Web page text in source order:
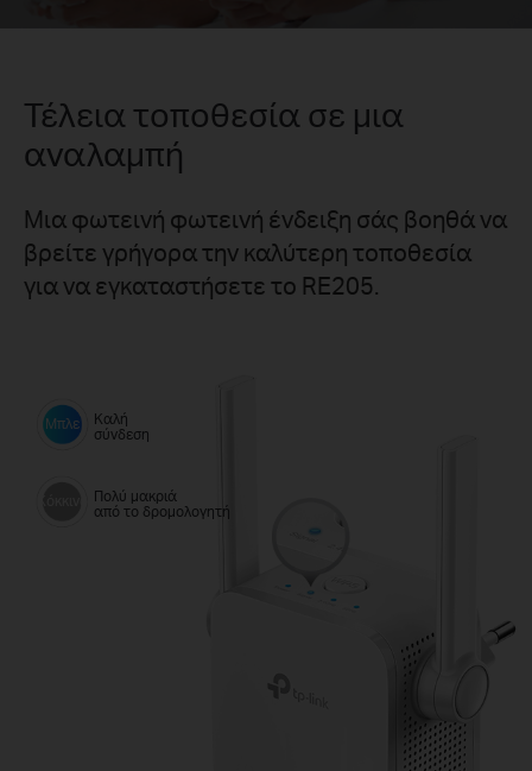
Τέλεια τοποθεσία σε μια
αναλαμπή
Μια φωτεινή φωτεινή ένδειξη σάς βοηθά να
βρείτε γρήγορα την καλύτερη τοποθεσία
για να εγκαταστήσετε το RE205.
Μπλε
Καλή
σύνδεση
Πολύ μακριά
από το δρομολογητή